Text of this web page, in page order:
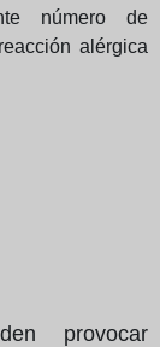
número de
alérgica
provocar